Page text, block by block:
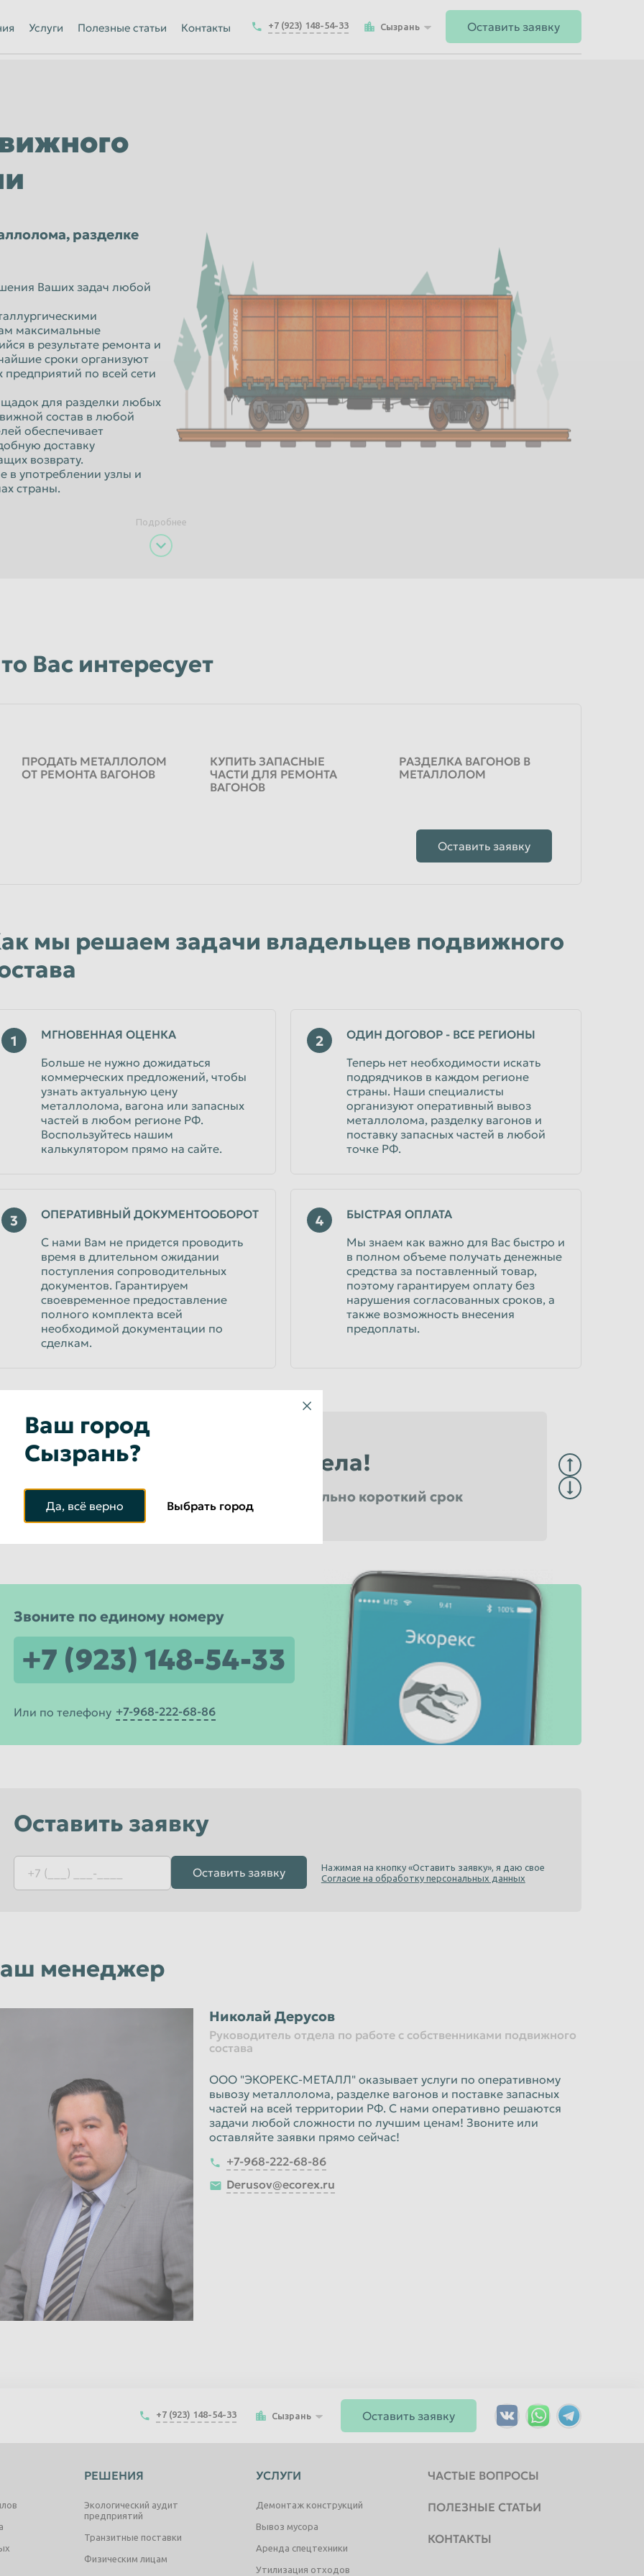
Йошкар-Ола
Курск
Пенза
Петропавловск-Камчатский
Псков
Севастополь
Старый Оскол
Сызрань
Чебоксары
Услуги Полезные статьи Контакты +7 (923) 148-54-33 Сызрань Оставить заявку
разделке
Ваших задач любой
максимальные
в результате ремонта и
сроки организуют
по всей сети
для разделки любых
состав в любой
обеспечивает
доставку
возврату.
употреблении узлы и
страны.
Подробнее
Вас интересует
ПРОДАТЬ МЕТАЛЛОЛОМ
ОТ РЕМОНТА ВАГОНОВ
КУПИТЬ ЗАПАСНЫЕ
ЧАСТИ ДЛЯ РЕМОНТА
ВАГОНОВ
РАЗДЕЛКА ВАГОНОВ В
МЕТАЛЛОЛОМ
Оставить заявку
мы решаем задачи владельцев подвижного
1
МГНОВЕННАЯ ОЦЕНКА
Больше не нужно дожидаться
коммерческих предложений, чтобы
узнать актуальную цену
металлолома, вагона или запасных
частей в любом регионе РФ.
Воспользуйтесь нашим
калькулятором прямо на сайте.
2
ОДИН ДОГОВОР - ВСЕ РЕГИОНЫ
Теперь нет необходимости искать
подрядчиков в каждом регионе
страны. Наши специалисты
организуют оперативный вывоз
металлолома, разделку вагонов и
поставку запасных частей в любой
точке РФ.
3
ОПЕРАТИВНЫЙ ДОКУМЕНТООБОРОТ
С нами Вам не придется проводить
время в длительном ожидании
поступления сопроводительных
документов. Гарантируем
своевременное предоставление
полного комплекта всей
необходимой документации по
сделкам.
4
БЫСТРАЯ ОПЛАТА
Мы знаем как важно для Вас быстро и
в полном объеме получать денежные
средства за поставленный товар,
поэтому гарантируем оплату без
нарушения согласованных сроков, а
также возможность внесения
предоплаты.
Меньше слов — больше дела!
Оказываем услуги качественно и в максимально короткий срок
Звоните по единому номеру
+7 (923) 148-54-33
Или по телефону +7-968-222-68-86
Оставить заявку
Оставить заявку
Нажимая на кнопку «Оставить заявку», я даю свое
Согласие на обработку персональных данных
менеджер
Николай Дерусов
Руководитель отдела по работе с собственниками подвижного
состава
ООО "ЭКОРЕКС-МЕТАЛЛ" оказывает услуги по оперативному
вывозу металлолома, разделке вагонов и поставке запасных
частей на всей территории РФ. С нами оперативно решаются
задачи любой сложности по лучшим ценам! Звоните или
оставляйте заявки прямо сейчас!
+7-968-222-68-86
Derusov@ecorex.ru
+7 (923) 148-54-33 Сызрань Оставить заявку
РЕШЕНИЯ
Экологический аудит
предприятий
Транзитные поставки
Физическим лицам
УСЛУГИ
Демонтаж конструкций
Вывоз мусора
Аренда спецтехники
Утилизация отходов
ЧАСТЫЕ ВОПРОСЫ
ПОЛЕЗНЫЕ СТАТЬИ
КОНТАКТЫ
Ваш город
Сызрань?
Да, всё верно Выбрать город